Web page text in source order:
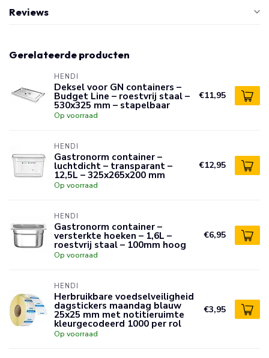
Reviews
Gerelateerde producten
HENDI
Deksel voor GN containers –
Budget Line – roestvrij staal –
530x325 mm – stapelbaar
Op voorraad
€11,95
HENDI
Gastronorm container –
luchtdicht – transparant –
12,5L – 325x265x200 mm
Op voorraad
€12,95
HENDI
Gastronorm container –
versterkte hoeken – 1,6L –
roestvrij staal – 100mm hoog
Op voorraad
€6,95
HENDI
Herbruikbare voedselveiligheid
dagstickers maandag blauw
25x25 mm met notitieruimte
kleurgecodeerd 1000 per rol
Op voorraad
€3,95